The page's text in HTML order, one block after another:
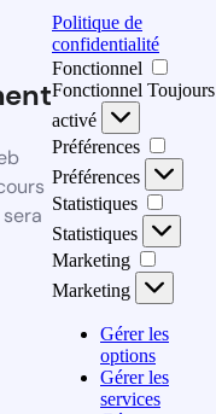
Politique de
confidentialité
Fonctionnel
Fonctionnel Toujours
activé
Préférences
Préférences
Statistiques
Statistiques
Marketing
Marketing
Gérer les
options
Gérer les
services